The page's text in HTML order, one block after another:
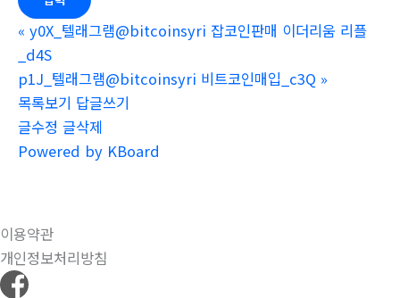
« y0X_텔래그램@bitcoinsyri 잡코인판매 이더리움 리플
_d4S
p1J_텔래그램@bitcoinsyri 비트코인매입_c3Q »
목록보기 답글쓰기
글수정 글삭제
Powered by KBoard
이용약관
개인정보처리방침